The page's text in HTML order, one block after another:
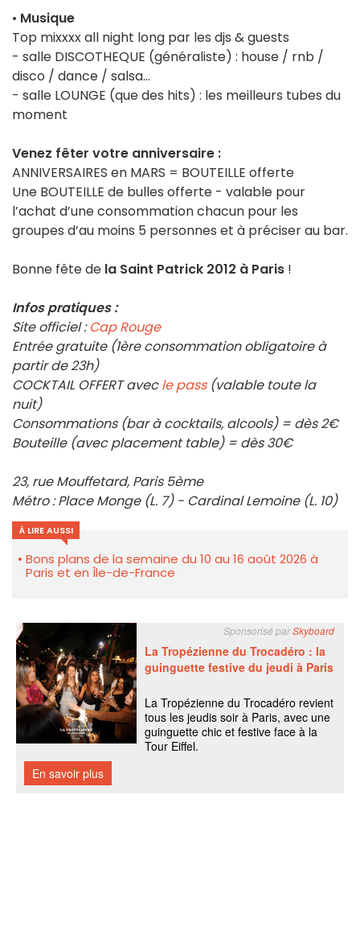
• Musique
Top mixxxx all night long par les djs & guests
- salle DISCOTHEQUE (généraliste) : house / rnb /
disco / dance / salsa…
- salle LOUNGE (que des hits) : les meilleurs tubes du
moment
Venez fêter votre anniversaire :
ANNIVERSAIRES en MARS = BOUTEILLE offerte
Une BOUTEILLE de bulles offerte - valable pour
l’achat d’une consommation chacun pour les
groupes d’au moins 5 personnes et à préciser au bar.
Bonne fête de la Saint Patrick 2012 à Paris !
Infos pratiques :
Site officiel :Cap Rouge
Entrée gratuite (1ère consommation obligatoire à
partir de 23h)
COCKTAIL OFFERT avecle pass (valable toute la
nuit)
Consommations (bar à cocktails, alcools) = dès 2€
Bouteille (avec placement table) = dès 30€
23, rue Mouffetard, Paris 5ème
Métro : Place Monge (L. 7) - Cardinal Lemoine (L. 10)
À LIRE AUSSI
Bons plans de la semaine du 10 au 16 août 2026 à
Paris et en Île-de-France